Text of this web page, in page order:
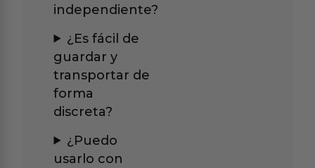
independiente?
¿Es fácil de
guardar y
transportar de
forma
discreta?
¿Puedo
usarlo con